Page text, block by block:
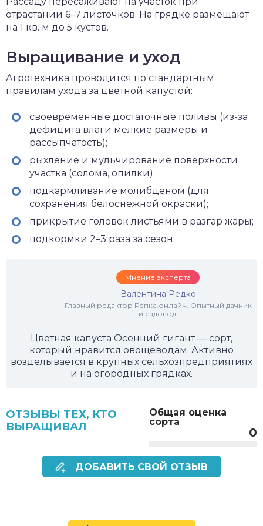
отрастании 6–7 листочков. На грядке размещают
на 1 кв. м до 5 кустов.
Выращивание и уход
Агротехника проводится по стандартным
правилам ухода за цветной капустой:
своевременные достаточные поливы (из-за
дефицита влаги мелкие размеры и
рассыпчатость);
рыхление и мульчирование поверхности
участка (солома, опилки);
подкармливание молибденом (для
сохранения белоснежной окраски);
прикрытие головок листьями в разгар жары;
подкормки 2–3 раза за сезон.
Мнение эксперта
Валентина Редко
Главный редактор Репка.онлайн. Опытный дачник
и садовод.
Цветная капуста Осенний гигант — сорт,
который нравится овощеводам. Активно
возделывается в крупных сельхозпредприятиях
и на огородных грядках.
Общая оценка
сорта
0
ОТЗЫВЫ ТЕХ, КТО
ВЫРАЩИВАЛ
ДОБАВИТЬ СВОЙ ОТЗЫВ